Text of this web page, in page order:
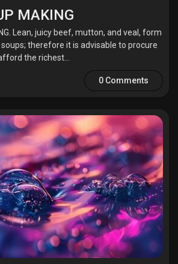
MAKING
Lean, juicy beef, mutton, and veal, form
therefore it is advisable to procure
the richest...
0 Comments